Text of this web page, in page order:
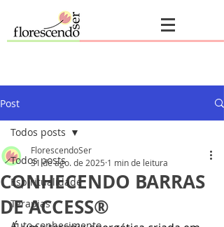
Post
Todos posts
Espiritualidade
Terapias
Todos posts
CONHECENDO BARRAS
DE ACCESS®
FlorescendoSer
31 de ago. de 2025 1 min de leitura